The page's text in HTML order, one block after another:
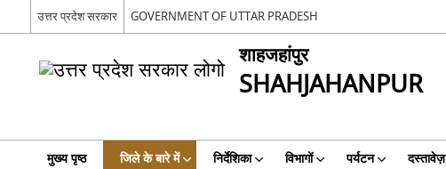
उत्तर प्रदेश सरकार GOVERNMENT OF UTTAR PRADESH
शाहजहांपुर
SHAHJAHANPUR
मुख्य पृष्ठ जिले के बारे में निर्देशिका विभागों पर्यटन दस्तावेज़